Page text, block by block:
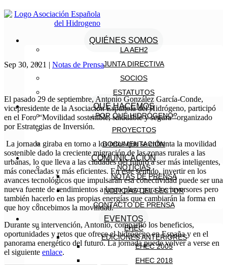
QUIÉNES SOMOS
LA AEH2
JUNTA DIRECTIVA
SOCIOS
ESTATUTOS
QUÉ HACEMOS
¿POR QUÉ HIDRÓGENO?
PROYECTOS
DOCUMENTACIÓN
COMUNICACIÓN
NOTICIAS
NOTAS DE PRENSA
NOTICIAS DEL SECTOR
CONTACTO DE PRENSA
EVENTOS
EHEC
EDICIONES ANTERIORES
EHEC 2005
EHEC 2018
Sep 30, 2021 | Notas de Prensa
El pasado 29 de septiembre, Antonio González García-Conde,
vicepresidente de la Asociación Española del Hidrógeno, participó
en el Foro “Movilidad sostenible, saludable y segura” organizado
por Estrategias de Inversión.
La jornada giraba en torno a los retos que se enfrenta la movilidad
sostenible dado la creciente migración de las zonas rurales a las
urbanas, lo que lleva a las ciudades del futuro a ser más inteligentes,
más conectadas y más eficientes. En este sentido, invertir en los
avances tecnológicos que impulsarán esa conectividad puede ser una
nueva fuente de rendimientos a largo plazo para los inversores pero
también hacerlo en las propias energías que cambiarán la forma en
que hoy concebimos la movilidad.
Durante su intervención, Antonio, compartió los beneficios,
oportunidades y retos que ofrece el hidrógeno en España y en el
panorama energético del futuro. La jornada puede volver a verse en
el siguiente enlace.